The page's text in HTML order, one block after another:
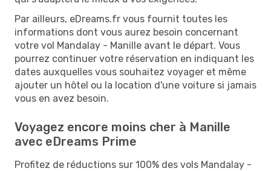
Par ailleurs, eDreams.fr vous fournit toutes les
informations dont vous aurez besoin concernant
votre vol Mandalay - Manille avant le départ. Vous
pourrez continuer votre réservation en indiquant les
dates auxquelles vous souhaitez voyager et même
ajouter un hôtel ou la location d'une voiture si jamais
vous en avez besoin.
Voyagez encore moins cher à Manille
avec eDreams Prime
Profitez de réductions sur 100% des vols Mandalay -